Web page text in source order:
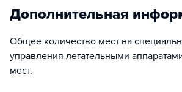
Дополнительная
Общее количество мест на
управления летательными
мест.